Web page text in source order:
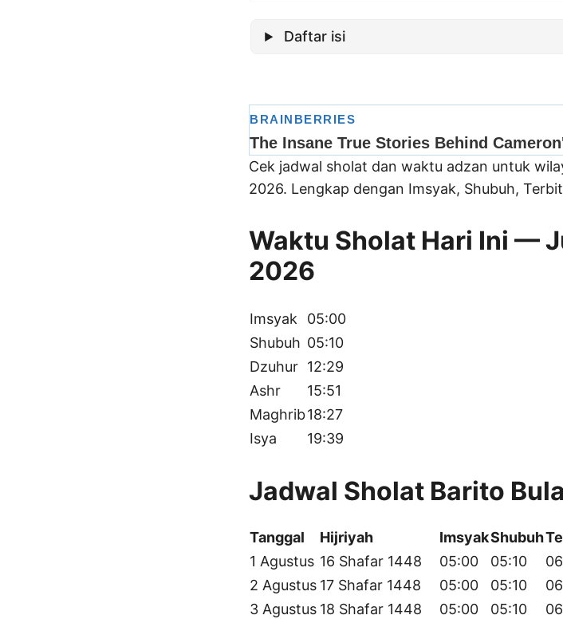
Daftar isi
Cek jadwal sholat dan waktu adzan untuk
2026. Lengkap dengan Imsyak, Shubuh,
Waktu Sholat Hari Ini —
2026
Imsyak
05:00
Shubuh 05:10
Dzuhur 12:29
Ashr
15:51
Maghrib18:27
Isya
19:39
Jadwal Sholat Barito
Tanggal Hijriyah ImsyakShubuh
1 Agustus 16 Shafar 1448 05:00 05:10
2 Agustus 17 Shafar 1448 05:00 05:10
3 Agustus 18 Shafar 1448 05:00 05:10